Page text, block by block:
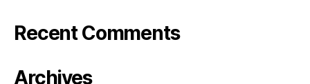
Recent Comments
Archives